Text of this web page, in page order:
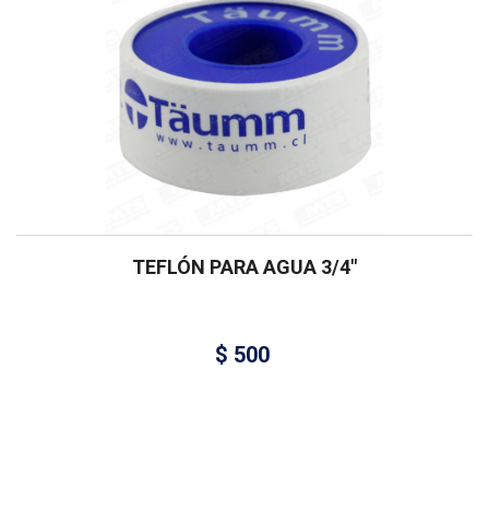
TEFLÓN PARA AGUA 3/4″
$ 500